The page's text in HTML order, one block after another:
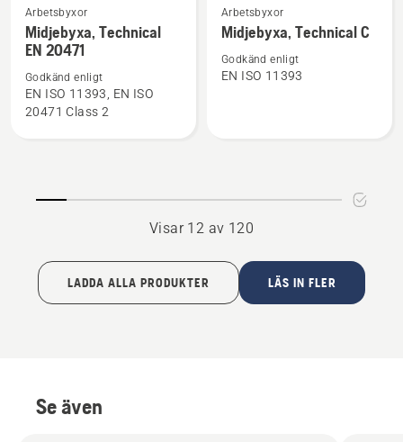
Se
mer
information
om
Midjebyxa,
Technical
Arbetsbyxor
Midjebyxa, Technical
EN 20471
Godkänd enligt
EN ISO 11393, EN ISO
20471 Class 2
Se
mer
om
Arbetsbyxor
Midjebyxa, Technical C
Godkänd enligt
EN ISO 11393
Visar 12 av 120
LADDA ALLA PRODUKTER LÄS IN FLER
Se även